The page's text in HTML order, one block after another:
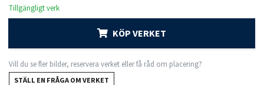
Tillgängligt verk
KÖP VERKET
Vill du se fler bilder, reservera verket eller få råd om placering?
STÄLL EN FRÅGA OM VERKET